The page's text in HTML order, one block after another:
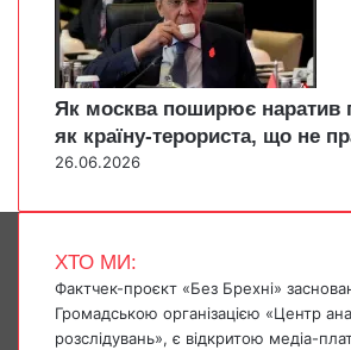
Як москва поширює наратив
як країну-терориста, що не
26.06.2026
ХТО МИ:
Фактчек-проєкт «Без Брехні»
Громадською організацією «Центр
розслідувань», є відкритою медіа-